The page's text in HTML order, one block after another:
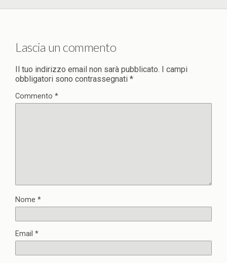
Lascia un commento
Il tuo indirizzo email non sarà pubblicato. I campi
obbligatori sono contrassegnati *
Commento *
Nome *
Email *